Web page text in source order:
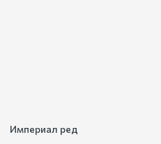
Империал ред